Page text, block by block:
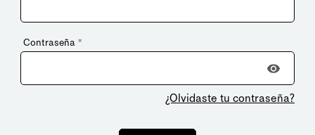
Contraseña *
¿Olvidaste tu contraseña?